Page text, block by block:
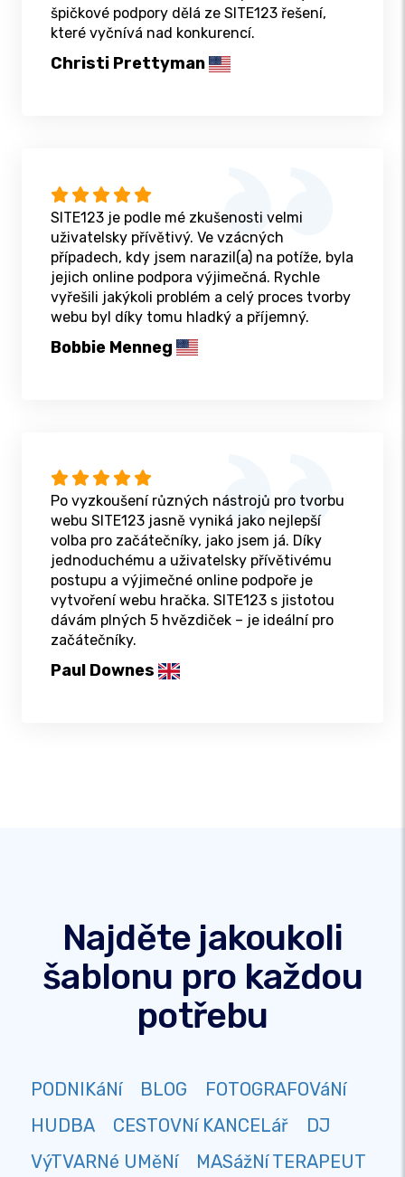
špičkové podpory dělá ze SITE123 řešení,
které vyčnívá nad konkurencí.
Christi Prettyman
SITE123 je podle mé zkušenosti velmi
uživatelsky přívětivý. Ve vzácných
případech, kdy jsem narazil(a) na potíže, byla
jejich online podpora výjimečná. Rychle
vyřešili jakýkoli problém a celý proces tvorby
webu byl díky tomu hladký a příjemný.
Bobbie Menneg
Po vyzkoušení různých nástrojů pro tvorbu
webu SITE123 jasně vyniká jako nejlepší
volba pro začátečníky, jako jsem já. Díky
jednoduchému a uživatelsky přívětivému
postupu a výjimečné online podpoře je
vytvoření webu hračka. SITE123 s jistotou
dávám plných 5 hvězdiček – je ideální pro
začátečníky.
Paul Downes
Najděte jakoukoli
šablonu pro každou
potřebu
PODNIKáNí BLOG
FOTOGRAFOVáNí
HUDBA
CESTOVNí KANCELář
DJ
VýTVARNé UMěNí
MASážNí TERAPEUT